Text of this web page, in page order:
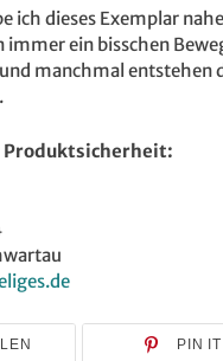
ich dieses Exemplar
immer ein bisschen
manchmal entstehen
Produktsicherheit:
PIN IT